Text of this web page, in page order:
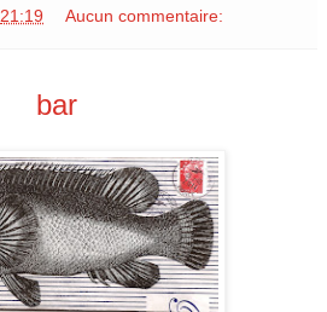
21:19 Aucun commentaire:
bar